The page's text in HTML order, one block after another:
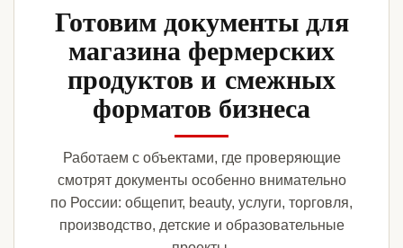
Готовим документы для
магазина фермерских
продуктов и смежных
форматов бизнеса
Работаем с объектами, где проверяющие
смотрят документы особенно внимательно
по России: общепит, beauty, услуги, торговля,
производство, детские и образовательные